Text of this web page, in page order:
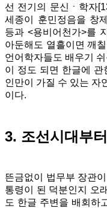
선 전기의 문신ㆍ학자
세종이 훈민정음을 창
등과 <용비어천가>를
아둔해도 열흘이면 깨
언어학자들도 배우기
이 정도 되면 한글에 관
인만이 가질 수 있는 자
이다.
3. 조선시대부
뜬금없이 법무부 장관
통령이 된 덕분인지 오
도 한글 주변을 배회하